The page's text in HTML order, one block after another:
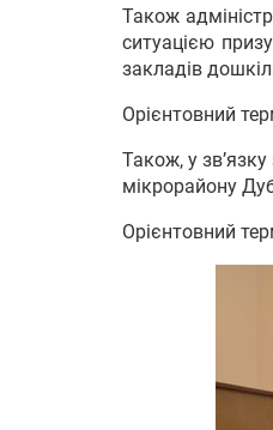
Також
ситуацією
закладів
Орієнтовний
Також, у
мікрорайону
Орієнтовний